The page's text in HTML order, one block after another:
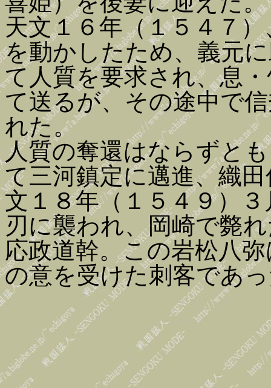
天文１６年（１５４７
を動かしたため、義元
て人質を要求され、息
て送るが、その途中で
れた。
人質の奪還はならずと
て三河鎮定に邁進、織
文１８年（１５４９）
刃に襲われ、岡崎で斃
応政道幹。この岩松八
の意を受けた刺客であ